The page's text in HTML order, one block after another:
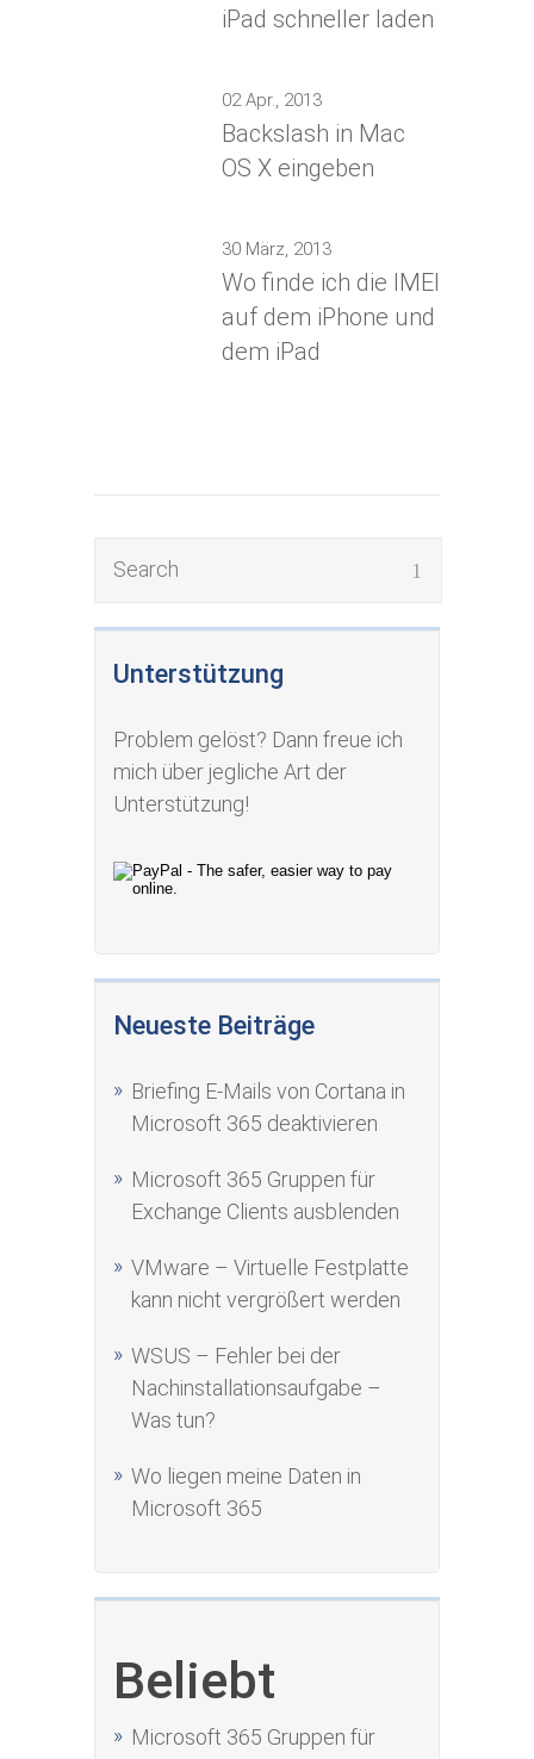
Unterstützung
Problem gelöst? Dann freue ich
mich über jegliche Art der
Unterstützung!
Neueste Beiträge
Briefing E-Mails von Cortana in
Microsoft 365 deaktivieren
Microsoft 365 Gruppen für
Exchange Clients ausblenden
VMware – Virtuelle Festplatte
kann nicht vergrößert werden
WSUS – Fehler bei der
Nachinstallationsaufgabe –
Was tun?
Wo liegen meine Daten in
Microsoft 365
Beliebt
Microsoft 365 Gruppen für
iPad schneller laden
02 Apr., 2013
Backslash in Mac
OS X eingeben
30 März, 2013
Wo finde ich die IMEI
auf dem iPhone und
dem iPad